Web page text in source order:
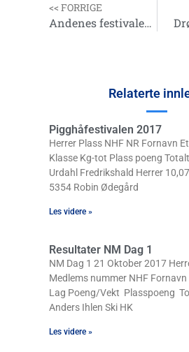
<< FORRIGE
Andenes festivalen 2017
Relaterte
Pigghåfestivalen 2017
Herrer Plass NHF NR Fornavn
Klasse Kg-tot Plass poeng
Urdahl Fredrikshald Herrer
5354 Robin Ødegård
Les videre »
Resultater NM Dag 1
NM Dag 1 21 Oktober 2017
Medlems nummer NHF
Lag Poeng/Vekt Plasspoeng
Anders Ihlen Ski HK
Les videre »